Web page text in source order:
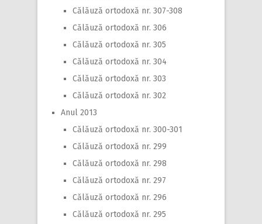
Călăuză ortodoxă nr. 307-308
Călăuză ortodoxă nr. 306
Călăuză ortodoxă nr. 305
Călăuză ortodoxă nr. 304
Călăuză ortodoxă nr. 303
Călăuză ortodoxă nr. 302
Anul 2013
Călăuză ortodoxă nr. 300-301
Călăuză ortodoxă nr. 299
Călăuză ortodoxă nr. 298
Călăuză ortodoxă nr. 297
Călăuză ortodoxă nr. 296
Călăuză ortodoxă nr. 295